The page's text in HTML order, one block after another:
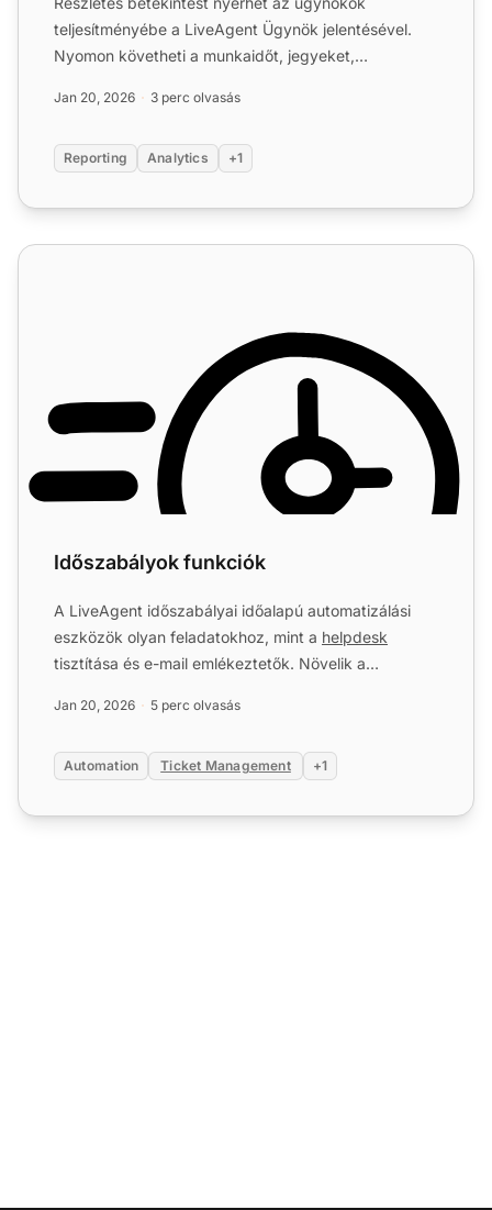
teljesítményébe a LiveAgent Ügynök jelentésével.
Nyomon követheti a munkaidőt, jegyeket,
Jan 20, 2026 3 perc olvasás
Reporting Analytics +1
Időszabályok funkciók
Időszabályok funkciók
A LiveAgent időszabályai időalapú automatizálási
eszközök olyan feladatokhoz, mint a helpdesk
tisztítása és e-mail emlékeztetők. Növelik a
Jan 20, 2026 5 perc olvasás
Automation Ticket Management +1